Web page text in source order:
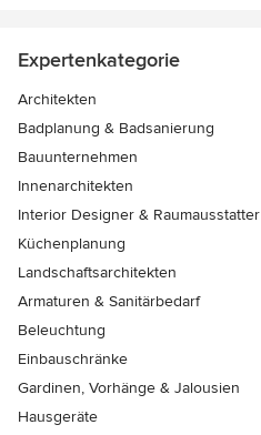
Expertenkategorie
Architekten
Badplanung & Badsanierung
Bauunternehmen
Innenarchitekten
Interior Designer & Raumausstatter
Küchenplanung
Landschaftsarchitekten
Armaturen & Sanitärbedarf
Beleuchtung
Einbauschränke
Gardinen, Vorhänge & Jalousien
Hausgeräte